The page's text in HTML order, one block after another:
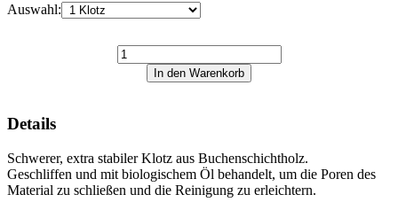
Auswahl:
Details
Schwerer, extra stabiler Klotz aus Buchenschichtholz.
Geschliffen und mit biologischem Öl behandelt, um die Poren des
Material zu schließen und die Reinigung zu erleichtern.